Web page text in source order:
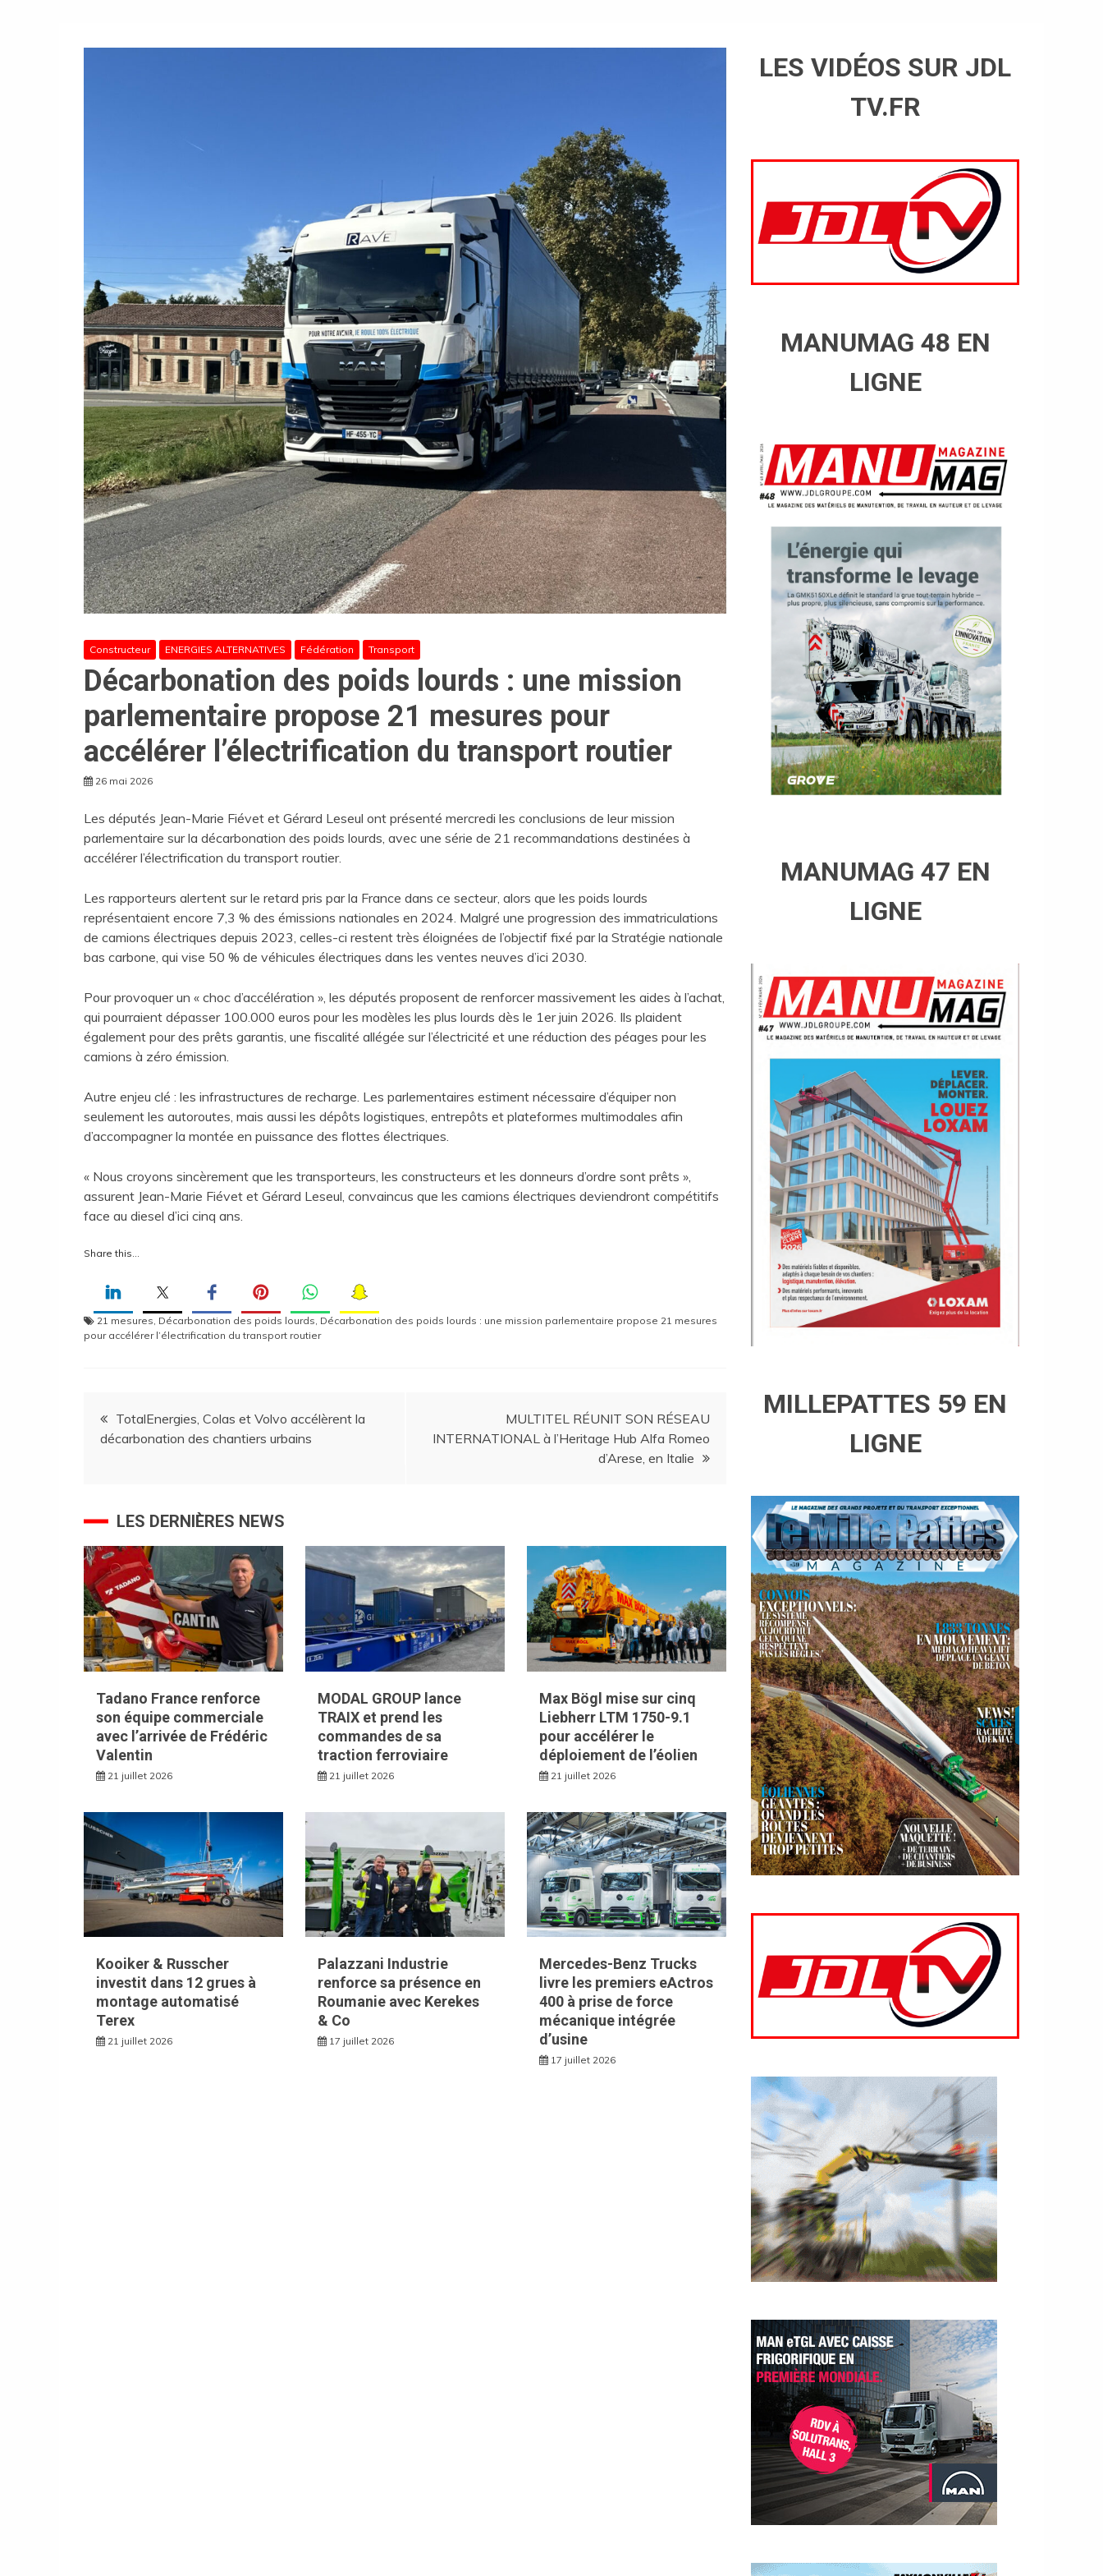
Constructeur ENERGIES ALTERNATIVES Fédération Transport
Décarbonation des poids lourds : une mission
parlementaire propose 21 mesures pour
accélérer l’électrification du transport routier
26 mai 2026
Les députés Jean-Marie Fiévet et Gérard Leseul ont présenté mercredi les conclusions de leur mission
parlementaire sur la décarbonation des poids lourds, avec une série de 21 recommandations destinées à
accélérer l’électrification du transport routier.
Les rapporteurs alertent sur le retard pris par la France dans ce secteur, alors que les poids lourds
représentaient encore 7,3 % des émissions nationales en 2024. Malgré une progression des immatriculations
de camions électriques depuis 2023, celles-ci restent très éloignées de l’objectif fixé par la Stratégie nationale
bas carbone, qui vise 50 % de véhicules électriques dans les ventes neuves d’ici 2030.
Pour provoquer un « choc d’accélération », les députés proposent de renforcer massivement les aides à l’achat,
qui pourraient dépasser 100.000 euros pour les modèles les plus lourds dès le 1er juin 2026. Ils plaident
également pour des prêts garantis, une fiscalité allégée sur l’électricité et une réduction des péages pour les
camions à zéro émission.
Autre enjeu clé : les infrastructures de recharge. Les parlementaires estiment nécessaire d’équiper non
seulement les autoroutes, mais aussi les dépôts logistiques, entrepôts et plateformes multimodales afin
d’accompagner la montée en puissance des flottes électriques.
« Nous croyons sincèrement que les transporteurs, les constructeurs et les donneurs d’ordre sont prêts »,
assurent Jean-Marie Fiévet et Gérard Leseul, convaincus que les camions électriques deviendront compétitifs
face au diesel d’ici cinq ans.
Share this…
21 mesures Décarbonation des poids lourds Décarbonation des poids lourds : une mission parlementaire propose 21 mesures
pour accélérer l’électrification du transport routier
Navigation
de
TotalEnergies, Colas et Volvo accélèrent la
décarbonation des chantiers urbains
MULTITEL RÉUNIT SON RÉSEAU
INTERNATIONAL à l’Heritage Hub Alfa Romeo
d’Arese, en Italie
LES DERNIÈRES NEWS
Tadano France renforce
son équipe commerciale
avec l’arrivée de Frédéric
Valentin
21 juillet 2026
MODAL GROUP lance
TRAIX et prend les
commandes de sa
traction ferroviaire
21 juillet 2026
Max Bögl mise sur cinq
Liebherr LTM 1750-9.1
pour accélérer le
déploiement de l’éolien
21 juillet 2026
Kooiker & Russcher
investit dans 12 grues à
montage automatisé
Terex
21 juillet 2026
Palazzani Industrie
renforce sa présence en
Roumanie avec Kerekes
& Co
17 juillet 2026
Mercedes-Benz Trucks
livre les premiers eActros
400 à prise de force
mécanique intégrée
d’usine
17 juillet 2026
LES VIDÉOS SUR JDL
TV.FR
MANUMAG 48 EN
LIGNE
MANUMAG 47 EN
LIGNE
MILLEPATTES 59 EN
LIGNE